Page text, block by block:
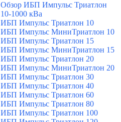
Обзор ИБП Импульс Триатлон
10-1000 кВа
ИБП Импульс Триатлон 10
ИБП Импульс МиниТриатлон 10
ИБП Импульс Триатлон 15
ИБП Импульс МиниТриатлон 15
ИБП Импульс Триатлон 20
ИБП Импульс МиниТриатлон 20
ИБП Импульс Триатлон 30
ИБП Импульс Триатлон 40
ИБП Импульс Триатлон 60
ИБП Импульс Триатлон 80
ИБП Импульс Триатлон 100